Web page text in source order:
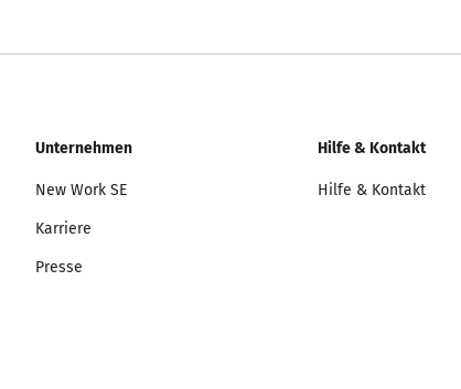
Unternehmen
New Work SE
Karriere
Presse
Hilfe & Kontakt
Hilfe & Kontakt